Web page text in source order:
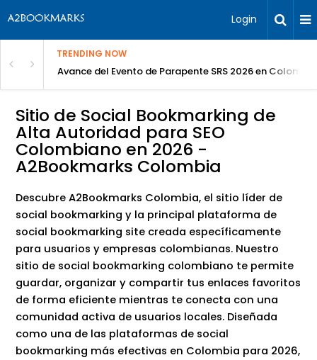
Login
TRENDING NOW
Avance del Evento de Parapente SRS 2026 en Colombia
Sitio de Social Bookmarking de
Alta Autoridad para SEO
Colombiano en 2026 -
A2Bookmarks Colombia
Descubre A2Bookmarks Colombia, el sitio líder de
social bookmarking y la principal plataforma de
social bookmarking site creada específicamente
para usuarios y empresas colombianas. Nuestro
sitio de social bookmarking colombiano te permite
guardar, organizar y compartir tus enlaces favoritos
de forma eficiente mientras te conecta con una
comunidad activa de usuarios locales. Diseñada
como una de las plataformas de social
bookmarking más efectivas en Colombia para 2026,